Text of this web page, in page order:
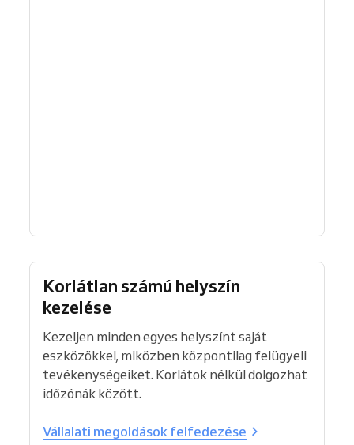
Korlátlan számú helyszín
kezelése
Kezeljen minden egyes helyszínt saját
eszközökkel, miközben központilag felügyeli
tevékenységeiket. Korlátok nélkül dolgozhat
időzónák között.
Vállalati megoldások felfedezése